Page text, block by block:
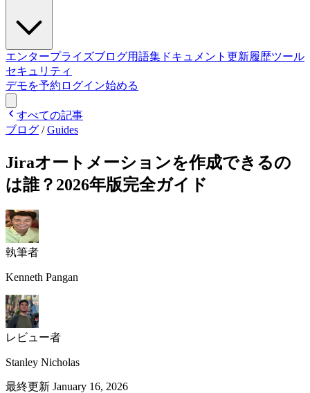
エンタープライズブログ用語集 ドキュメント 更新履歴ツール
セキュリティ
デモを予約 ログイン始める
すべての記事
ブログ /Guides
Jiraオートメーションを作成できるの
は誰？2026年版完全ガイド
執筆者
Kenneth Pangan
レビュー者
Stanley Nicholas
最終更新 January 16, 2026